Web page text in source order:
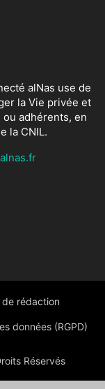
alNas use de
la Vie privée et
adhérents, en
la CNIL.
de rédaction
données (RGPD)
Réservés